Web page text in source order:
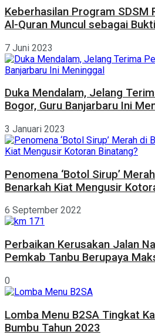
Keberhasilan Program SDSM
Al-Quran Muncul sebagai
7 Juni 2023
Duka Mendalam, Jelang
Bogor, Guru Banjarbaru Ini
3 Januari 2023
Penomena ‘Botol Sirup’
Benarkah Kiat Mengusir
6 September 2022
Perbaikan Kerusakan Jalan
Pemkab Tanbu Berupaya
0
Lomba Menu B2SA Tingkat
Bumbu Tahun 2023